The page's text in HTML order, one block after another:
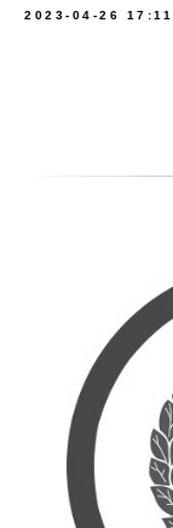
2023-04-26 17:11